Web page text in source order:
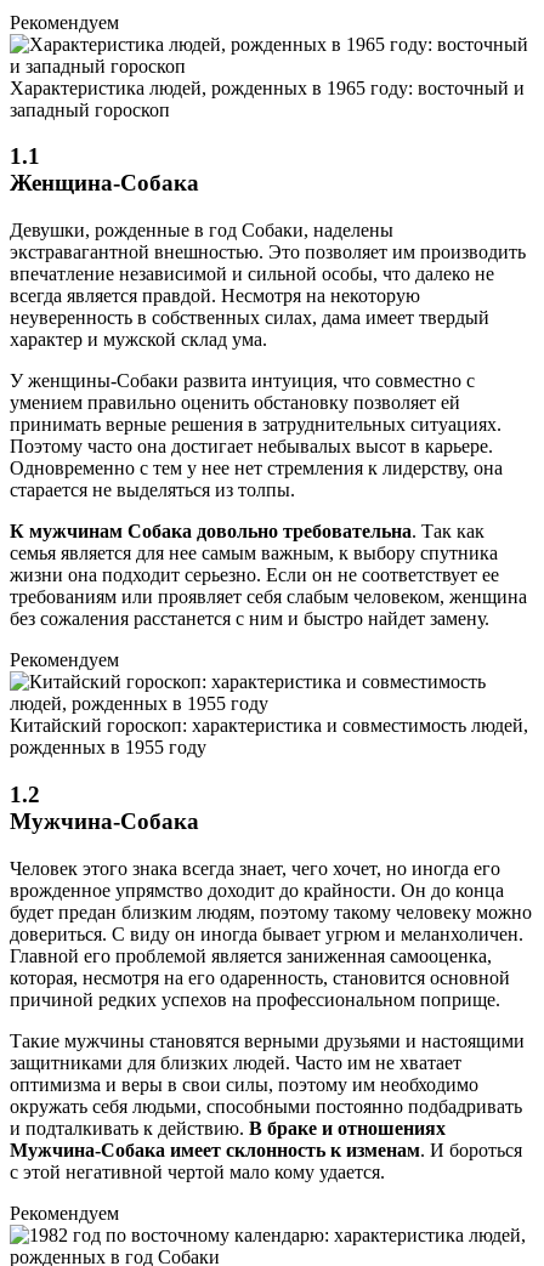
Рекомендуем
Характеристика людей, рожденных в 1965 году: восточный и
западный гороскоп
1.1
Женщина-Собака
Девушки, рожденные в год Собаки, наделены
экстравагантной внешностью. Это позволяет им производить
впечатление независимой и сильной особы, что далеко не
всегда является правдой. Несмотря на некоторую
неуверенность в собственных силах, дама имеет твердый
характер и мужской склад ума.
У женщины-Собаки развита интуиция, что совместно с
умением правильно оценить обстановку позволяет ей
принимать верные решения в затруднительных ситуациях.
Поэтому часто она достигает небывалых высот в карьере.
Одновременно с тем у нее нет стремления к лидерству, она
старается не выделяться из толпы.
К мужчинам Собака довольно требовательна. Так как
семья является для нее самым важным, к выбору спутника
жизни она подходит серьезно. Если он не соответствует ее
требованиям или проявляет себя слабым человеком, женщина
без сожаления расстанется с ним и быстро найдет замену.
Рекомендуем
Китайский гороскоп: характеристика и совместимость людей,
рожденных в 1955 году
1.2
Мужчина-Собака
Человек этого знака всегда знает, чего хочет, но иногда его
врожденное упрямство доходит до крайности. Он до конца
будет предан близким людям, поэтому такому человеку можно
довериться. С виду он иногда бывает угрюм и меланхоличен.
Главной его проблемой является заниженная самооценка,
которая, несмотря на его одаренность, становится основной
причиной редких успехов на профессиональном поприще.
Такие мужчины становятся верными друзьями и настоящими
защитниками для близких людей. Часто им не хватает
оптимизма и веры в свои силы, поэтому им необходимо
окружать себя людьми, способными постоянно подбадривать
и подталкивать к действию. В браке и отношениях
Мужчина-Собака имеет склонность к изменам. И бороться
с этой негативной чертой мало кому удается.
Рекомендуем